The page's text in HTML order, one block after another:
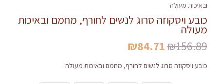
ובאיכות מעולה
כובע ויסקוזה סרוג לנשים לחורף, מחמם ובאיכות
מעולה
₪156.89
המחיר
היה:
₪84.71
הוא:
כובע ויסקוזה סרוג לנשים לחורף, מחמם ובאיכות מעולה